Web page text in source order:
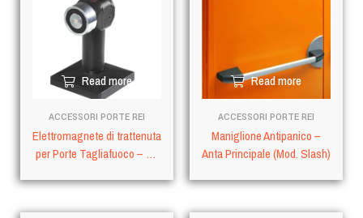
Read more
ACCESSORI PORTE REI
Elettromagnete di trattenuta
per Porte Tagliafuoco – Da
Read more
ACCESSORI PORTE REI
Maniglione Antipanico –
Anta Principale (Mod. Slash)